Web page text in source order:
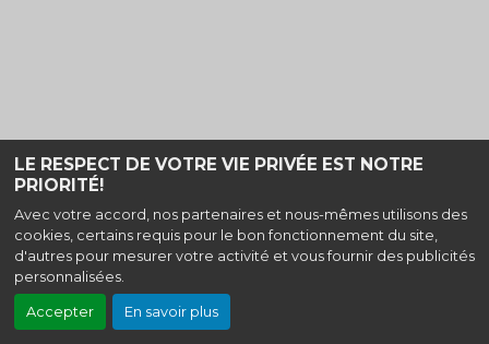
LE RESPECT DE VOTRE VIE PRIVÉE EST NOTRE
PRIORITÉ!
Avec votre accord, nos partenaires et nous-mêmes utilisons des
cookies, certains requis pour le bon fonctionnement du site,
d'autres pour mesurer votre activité et vous fournir des publicités
personnalisées.
Accepter En savoir plus